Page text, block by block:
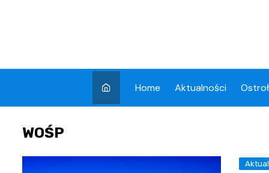
Home Aktualności
WOŚP